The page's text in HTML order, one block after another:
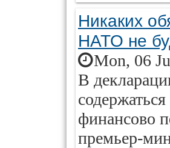
Никаких
НАТО не
Mon, 06
В
финансово
премьер-